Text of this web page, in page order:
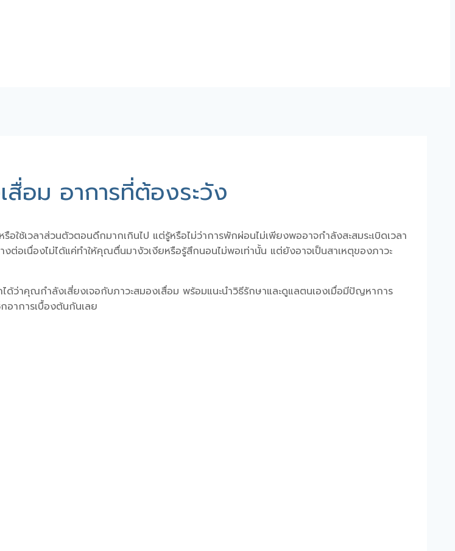
ม อาการที่ต้องระวัง
อใช้เวลาส่วนตัวตอนดึกมากเกินไป แต่รู้หรือไม่ว่าการพักผ่อนไม่เพียงพออาจกำลังสะสมระเบิดเวลา
อเนื่องไม่ได้แค่ทำให้คุณตื่นมางัวเงียหรือรู้สึกนอนไม่พอเท่านั้น แต่ยังอาจเป็นสาเหตุของภาวะ
ว่าคุณกำลังเสี่ยงเจอกับภาวะสมองเสื่อม พร้อมแนะนำวิธีรักษาและดูแลตนเองเมื่อมีปัญหาการ
อาการเบื้องต้นกันเลย